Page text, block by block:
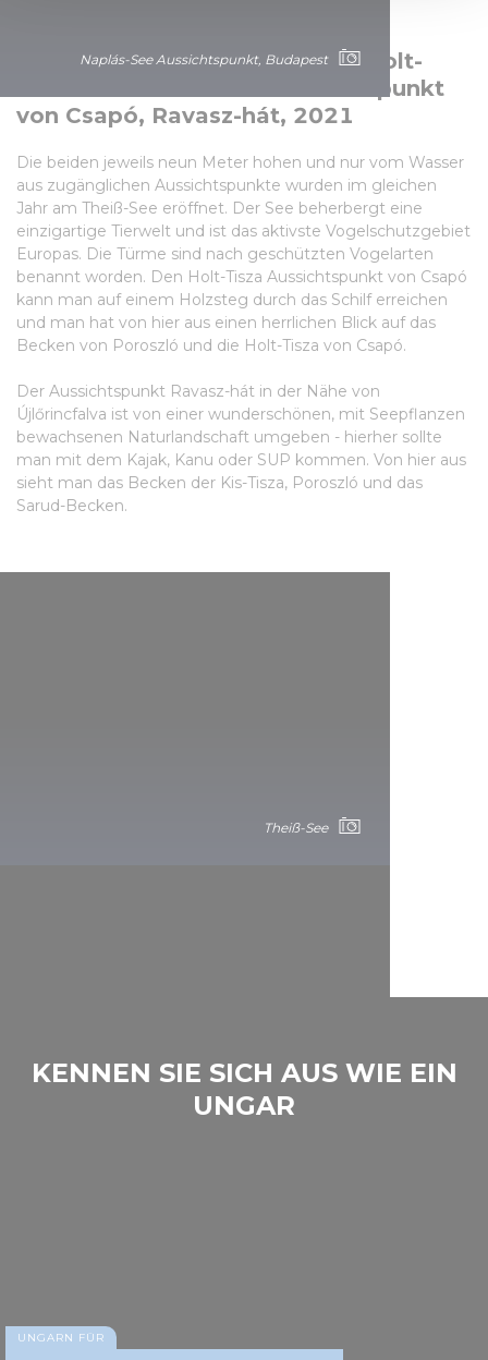
We also share information about your use of our site with
our social media, advertising and analytics partners who
may combine it with other information that you’ve
of their services.
Naplás-See Aussichtspunkt, Budapest
Fattyúszerkő Aussichtspunkt, Holt-
Tisza und Bölömbika Aussichtspunkt
von Csapó, Ravasz-hát, 2021
Die beiden jeweils neun Meter hohen und nur vom Wasser
aus zugänglichen Aussichtspunkte wurden im gleichen
Jahr am Theiß-See eröffnet. Der See beherbergt eine
einzigartige Tierwelt und ist das aktivste Vogelschutzgebiet
Europas. Die Türme sind nach geschützten Vogelarten
benannt worden. Den Holt-Tisza Aussichtspunkt von Csapó
kann man auf einem Holzsteg durch das Schilf erreichen
und man hat von hier aus einen herrlichen Blick auf das
Becken von Poroszló und die Holt-Tisza von Csapó.
Der Aussichtspunkt Ravasz-hát in der Nähe von
Újlőrincfalva ist von einer wunderschönen, mit Seepflanzen
bewachsenen Naturlandschaft umgeben - hierher sollte
man mit dem Kajak, Kanu oder SUP kommen. Von hier aus
sieht man das Becken der Kis-Tisza, Poroszló und das
Sarud-Becken.
Theiß-See
KENNEN SIE SICH AUS WIE EIN
UNGAR
UNGARN FÜR